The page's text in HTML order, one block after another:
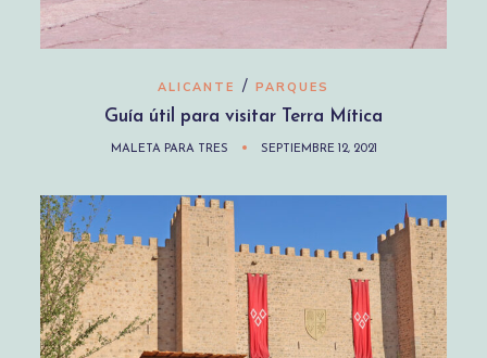
ALICANTE / PARQUES
Guía útil para visitar Terra Mítica
MALETA PARA TRES SEPTIEMBRE 12, 2021